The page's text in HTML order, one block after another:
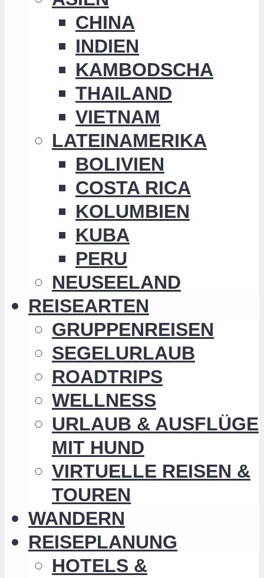
CHINA
INDIEN
KAMBODSCHA
THAILAND
VIETNAM
LATEINAMERIKA
BOLIVIEN
COSTA RICA
KOLUMBIEN
KUBA
PERU
NEUSEELAND
REISEARTEN
GRUPPENREISEN
SEGELURLAUB
ROADTRIPS
WELLNESS
URLAUB & AUSFLÜGE
MIT HUND
VIRTUELLE REISEN &
TOUREN
WANDERN
REISEPLANUNG
HOTELS &